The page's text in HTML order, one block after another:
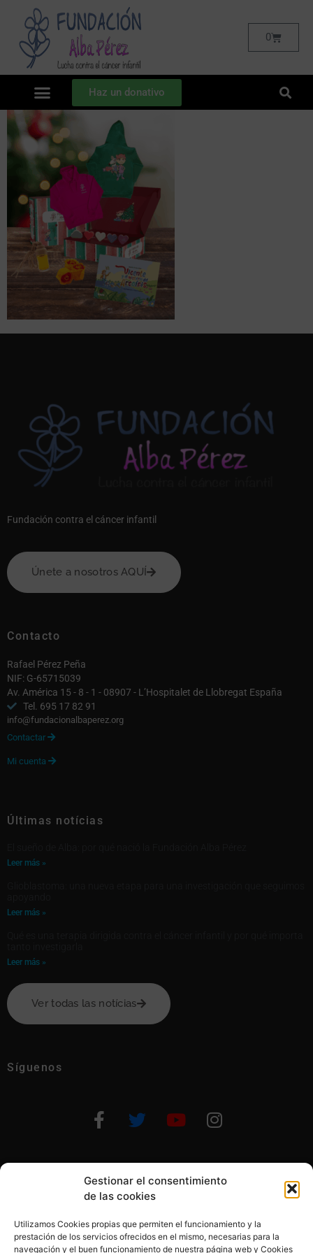
Gestionar el consentimiento
de las cookies
Utilizamos Cookies propias que permiten el funcionamiento y la
prestación de los servicios ofrecidos en el mismo, necesarias para la
navegación y el buen funcionamiento de nuestra página web y Cookies
0
Haz un donativo
Fundación contra el cáncer infantil
Únete a nosotros AQUÍ
Contacto
Rafael Pérez Peña
NIF: G-65715039
Av. América 15 - 8 - 1 - 08907 - L’Hospitalet de Llobregat España
Tel. 695 17 82 91
info@fundacionalbaperez.org
Contactar 
Mi cuenta 
Últimas notícias
Leer más »
Leer más »
Leer más »
Ver todas las notícias
Síguenos
Otras formas de ayudar